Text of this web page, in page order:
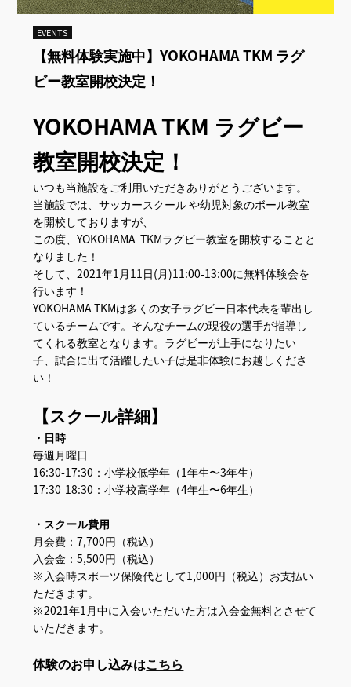
EVENTS
【無料体験実施中】YOKOHAMA TKM ラグ
ビー教室開校決定！
YOKOHAMA TKM ラグビー
教室開校決定！
いつも当施設をご利用いただきありがとうございます。
当施設では、サッカースクール や幼児対象のボール教室
を開校しておりますが、
この度、YOKOHAMA TKMラグビー教室を開校することと
なりました！
そして、2021年1月11日(月)11:00-13:00に無料体験会を
行います！
YOKOHAMA TKMは多くの女子ラグビー日本代表を輩出し
ているチームです。そんなチームの現役の選手が指導し
てくれる教室となります。ラグビーが上手になりたい
子、試合に出て活躍したい子は是非体験にお越しくださ
い！
【スクール詳細】
・日時
毎週月曜日
16:30-17:30：小学校低学年（1年生〜3年生）
17:30-18:30：小学校高学年（4年生〜6年生）
・スクール費用
月会費：7,700円（税込）
入会金：5,500円（税込）
※入会時スポーツ保険代として1,000円（税込）お支払い
ただきます。
※2021年1月中に入会いただいた方は入会金無料とさせて
いただきます。
体験のお申し込みはこちら